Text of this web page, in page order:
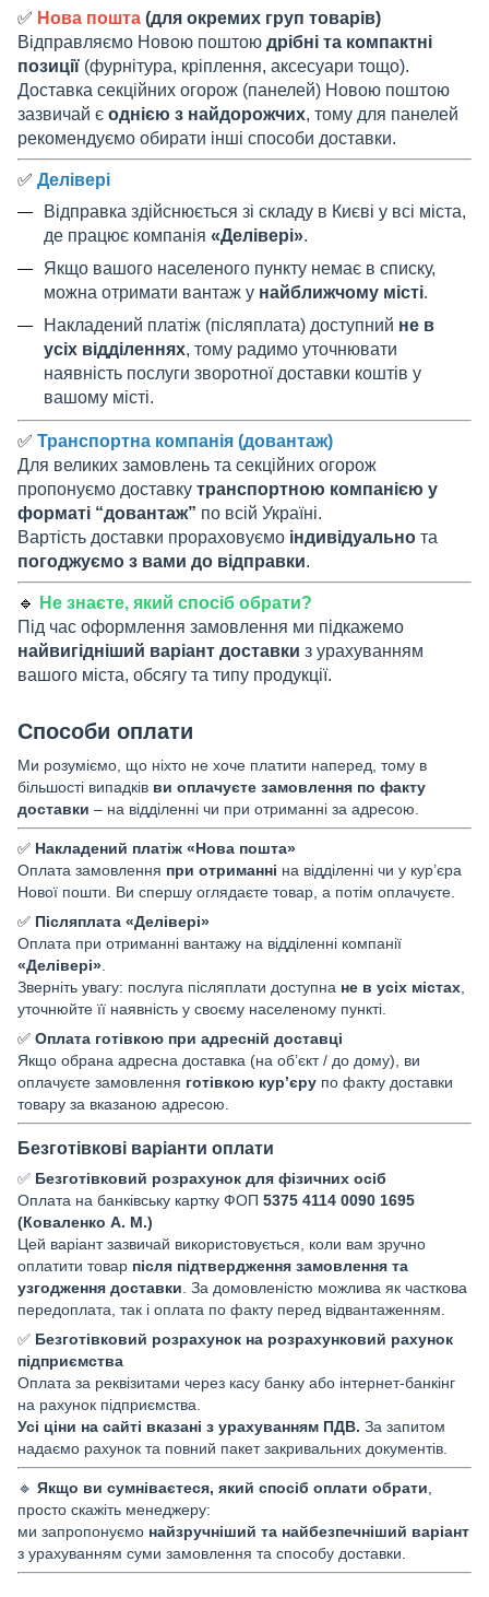
✅ Нова пошта (для окремих груп товарів)
Відправляємо Новою поштою дрібні та компактні
позиції (фурнітура, кріплення, аксесуари тощо).
Доставка секційних огорож (панелей) Новою поштою
зазвичай є однією з найдорожчих, тому для панелей
рекомендуємо обирати інші способи доставки.
✅ Делівері
Відправка здійснюється зі складу в Києві у всі міста,
де працює компанія «Делівері».
Якщо вашого населеного пункту немає в списку,
можна отримати вантаж у найближчому місті.
Накладений платіж (післяплата) доступний не в
усіх відділеннях, тому радимо уточнювати
наявність послуги зворотної доставки коштів у
вашому місті.
✅ Транспортна компанія (довантаж)
Для великих замовлень та секційних огорож
пропонуємо доставку транспортною компанією у
форматі “довантаж” по всій Україні.
Вартість доставки прораховуємо індивідуально та
погоджуємо з вами до відправки.
🔹
Не знаєте, який спосіб обрати?
Під час оформлення замовлення ми підкажемо
найвигідніший варіант доставки з урахуванням
вашого міста, обсягу та типу продукції.
Способи оплати
Ми розуміємо, що ніхто не хоче платити наперед, тому в
більшості випадків ви оплачуєте замовлення по факту
доставки – на відділенні чи при отриманні за адресою.
✅ Накладений платіж «Нова пошта»
Оплата замовлення при отриманні на відділенні чи у кур’єра
Нової пошти. Ви спершу оглядаєте товар, а потім оплачуєте.
✅ Післяплата «Делівері»
Оплата при отриманні вантажу на відділенні компанії
«Делівері»
Зверніть увагу: послуга післяплати доступна не в усіх містах
уточнюйте її наявність у своєму населеному пункті.
✅ Оплата готівкою при адресній доставці
Якщо обрана адресна доставка (на об’єкт / до дому), ви
оплачуєте замовлення готівкою кур’єру по факту доставки
товару за вказаною адресою.
Безготівкові варіанти оплати
✅ Безготівковий розрахунок для фізичних осіб
Оплата на банківську картку ФОП 5375 4114 0090 1695
(Коваленко А. М.)
Цей варіант зазвичай використовується, коли вам зручно
оплатити товар після підтвердження замовлення та
узгодження доставки . За домовленістю можлива як часткова
передоплата, так і оплата по факту перед відвантаженням.
✅ Безготівковий розрахунок на розрахунковий рахунок
підприємства
Оплата за реквізитами через касу банку або інтернет-банкінг
на рахунок підприємства.
Усі ціни на сайті вказані з урахуванням ПДВ. За запитом
надаємо рахунок та повний пакет закривальних документів.
🔹 Якщо ви сумніваєтеся, який спосіб оплати обрати
просто скажіть менеджеру:
ми запропонуємо найзручніший та найбезпечніший варіант
з урахуванням суми замовлення та способу доставки.